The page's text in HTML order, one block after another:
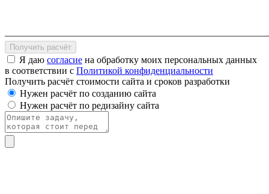
Получить расчёт
Я даю согласие на обработку моих персональных данных
в соответствии с Политикой конфиденциальности
Получить расчёт стоимости сайта и сроков разработки
Нужен расчёт по созданию сайта
Нужен расчёт по редизайну сайта